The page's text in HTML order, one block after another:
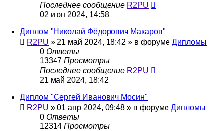
Последнее сообщение R2PU
02 июн 2024, 14:58
Диплом "Николай Фёдорович Макаров"
R2PU » 21 май 2024, 18:42 » в форуме Дипломы
0 Ответы
13347 Просмотры
Последнее сообщение R2PU
21 май 2024, 18:42
Диплом "Сергей Иванович Мосин"
R2PU » 01 апр 2024, 09:48 » в форуме Дипломы
0 Ответы
12314 Просмотры